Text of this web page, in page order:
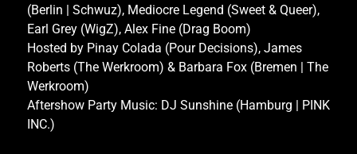
(Berlin | Schwuz), Mediocre Legend (Sweet & Queer),
Earl Grey (WigZ), Alex Fine (Drag Boom)
Hosted by Pinay Colada (Pour Decisions), James
Roberts (The Werkroom) & Barbara Fox (Bremen | The
Werkroom)
Aftershow Party Music: DJ Sunshine (Hamburg | PINK
INC.)